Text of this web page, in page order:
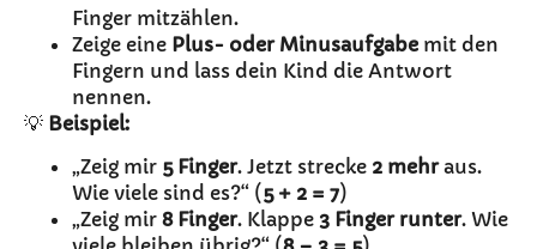
Finger mitzählen.
Zeige eine Plus- oder Minusaufgabe mit den
Fingern und lass dein Kind die Antwort
nennen.
💡 Beispiel:
„Zeig mir 5 Finger. Jetzt strecke 2 mehraus.
Wie viele sind es?“ (5 + 2 = 7)
„Zeig mir 8 Finger. Klappe 3 Finger runter. Wie